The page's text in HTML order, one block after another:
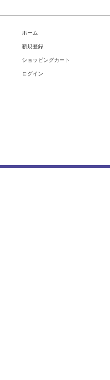
ホーム
新規登録
ショッピングカート
ログイン